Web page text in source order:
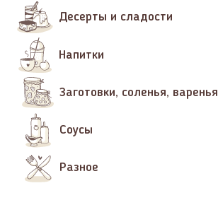
Десерты и сладости
Напитки
Заготовки, соленья, варенья
Соусы
Разное